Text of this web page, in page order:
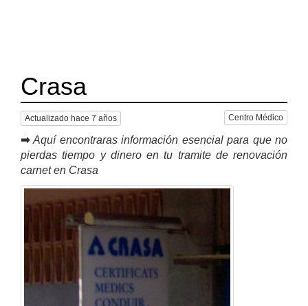
Crasa
Actualizado hace 7 años Centro Médico
➡ Aquí encontraras información esencial para que no
pierdas tiempo y dinero en tu tramite de renovación
carnet en Crasa